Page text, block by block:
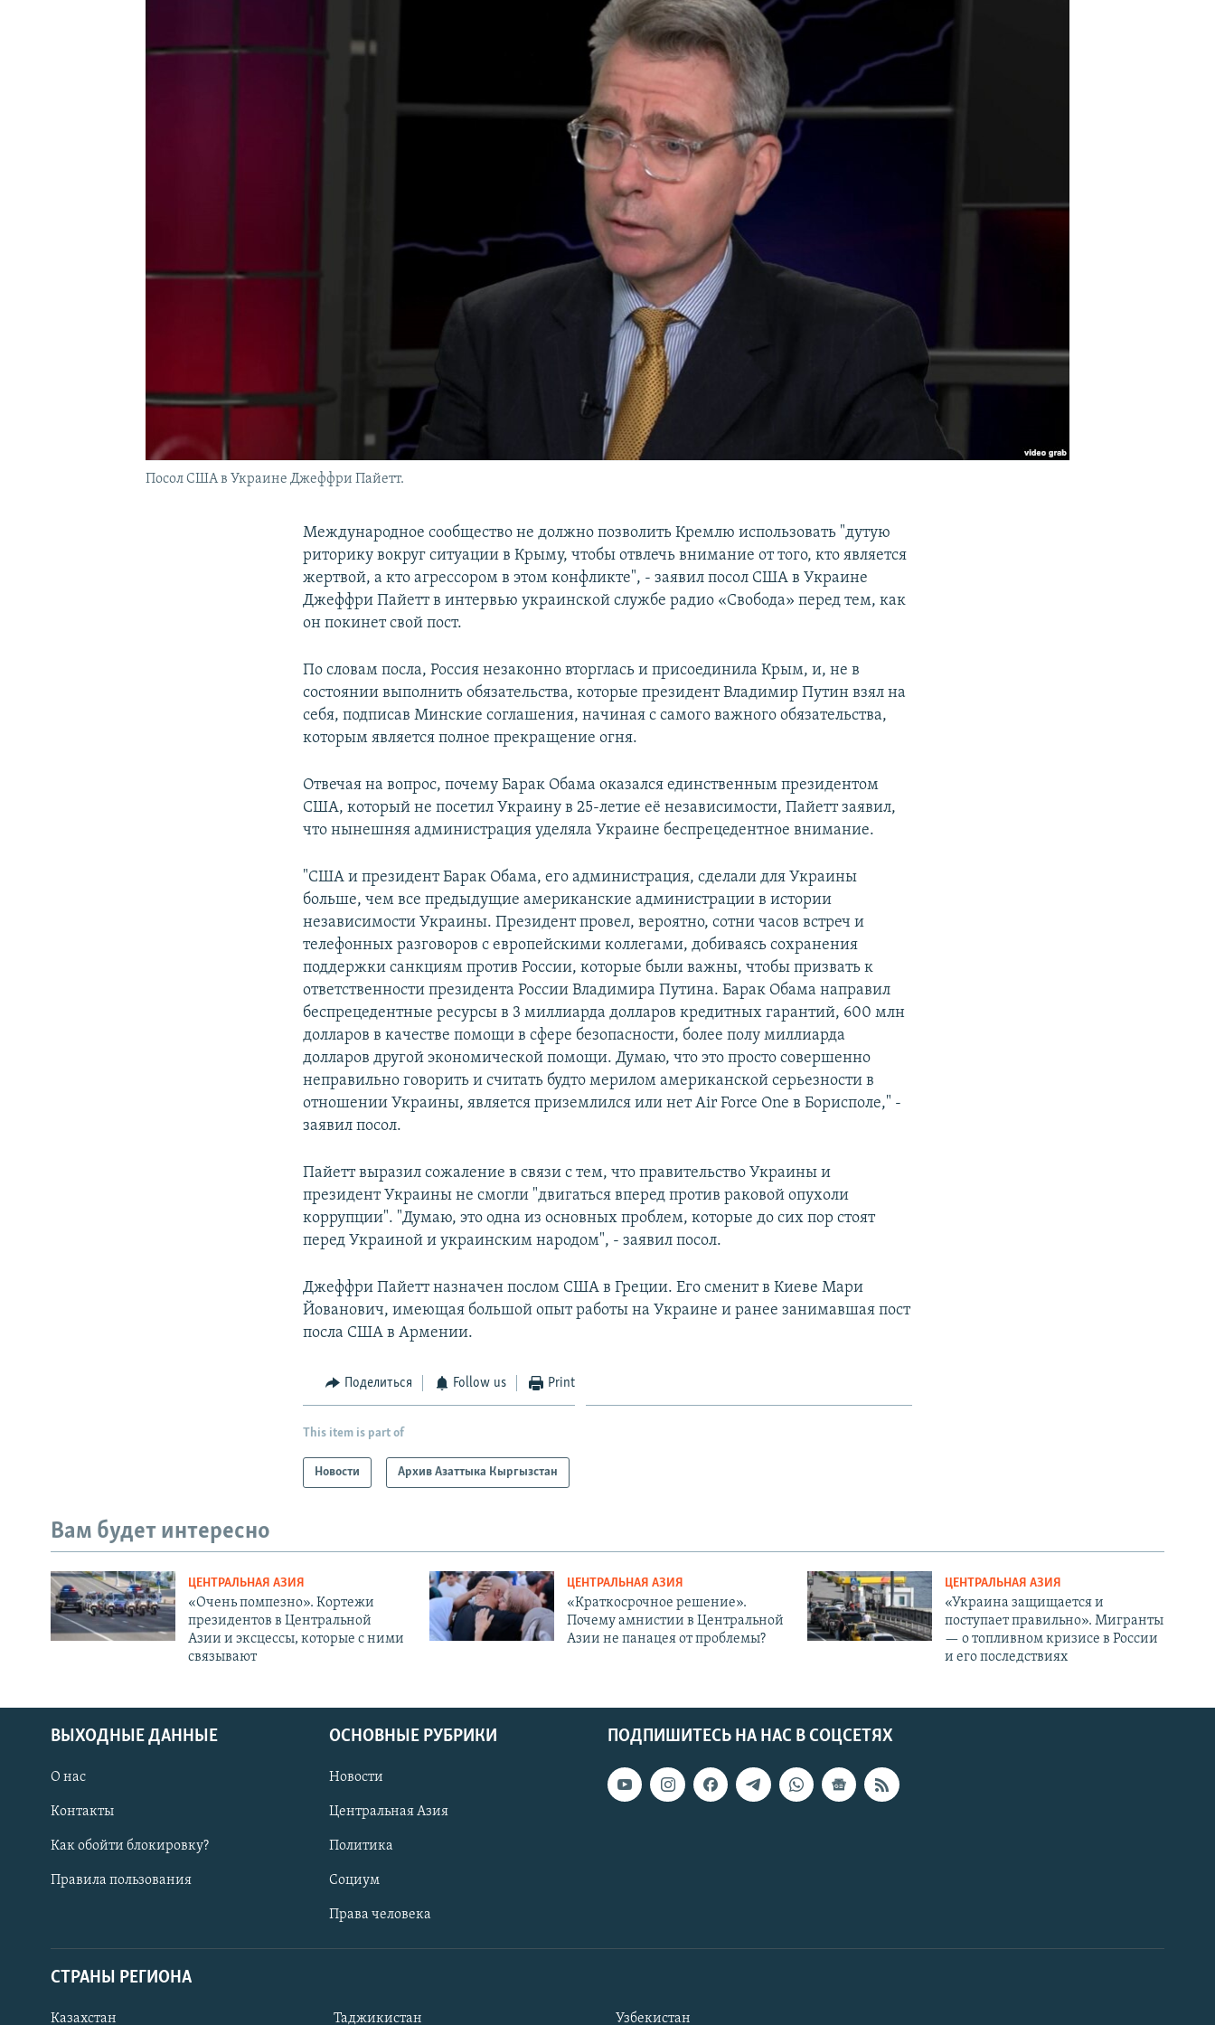
Посол США в Украине Джеффри Пайетт.
Международное сообщество не должно позволить Кремлю использовать "дутую
риторику вокруг ситуации в Крыму, чтобы отвлечь внимание от того, кто является
жертвой, а кто агрессором в этом конфликте", - заявил посол США в Украине
Джеффри Пайетт в интервью украинской службе радио «Свобода» перед тем, как
он покинет свой пост.
По словам посла, Россия незаконно вторглась и присоединила Крым, и, не в
состоянии выполнить обязательства, которые президент Владимир Путин взял на
себя, подписав Минские соглашения, начиная с самого важного обязательства,
которым является полное прекращение огня.
Отвечая на вопрос, почему Барак Обама оказался единственным президентом
США, который не посетил Украину в 25-летие её независимости, Пайетт заявил,
что нынешняя администрация уделяла Украине беспрецедентное внимание.
"США и президент Барак Обама, его администрация, сделали для Украины
больше, чем все предыдущие американские администрации в истории
независимости Украины. Президент провел, вероятно, сотни часов встреч и
телефонных разговоров с европейскими коллегами, добиваясь сохранения
поддержки санкциям против России, которые были важны, чтобы призвать к
ответственности президента России Владимира Путина. Барак Обама направил
беспрецедентные ресурсы в 3 миллиарда долларов кредитных гарантий, 600 млн
долларов в качестве помощи в сфере безопасности, более полу миллиарда
долларов другой экономической помощи. Думаю, что это просто совершенно
неправильно говорить и считать будто мерилом американской серьезности в
отношении Украины, является приземлился или нет Air Force One в Борисполе," -
заявил посол.
Пайетт выразил сожаление в связи с тем, что правительство Украины и
президент Украины не смогли "двигаться вперед против раковой опухоли
коррупции". "Думаю, это одна из основных проблем, которые до сих пор стоят
перед Украиной и украинским народом", - заявил посол.
Джеффри Пайетт назначен послом США в Греции. Его сменит в Киеве Мари
Йованович, имеющая большой опыт работы на Украине и ранее занимавшая пост
посла США в Армении.
Поделиться Follow us Print
This item is part of
Новости Архив Азаттыка Кыргызстан
Вам будет интересно
ЦЕНТРАЛЬНАЯ АЗИЯ
«Очень помпезно». Кортежи
президентов в Центральной
Азии и эксцессы, которые с ними
связывают
ЦЕНТРАЛЬНАЯ АЗИЯ
«Краткосрочное решение».
Почему амнистии в Центральной
Азии не панацея от проблемы?
ЦЕНТРАЛЬНАЯ АЗИЯ
«Украина защищается и
поступает правильно». Мигранты
— о топливном кризисе в России
и его последствиях
ПОДПИШИТЕСЬ НА НАС В СОЦСЕТЯХ
ВЫХОДНЫЕ ДАННЫЕ
О нас
Контакты
Как обойти блокировку?
Правила пользования
ОСНОВНЫЕ РУБРИКИ
Новости
Центральная Азия
Политика
Социум
Права человека
СТРАНЫ РЕГИОНА
Казахстан Таджикистан Узбекистан